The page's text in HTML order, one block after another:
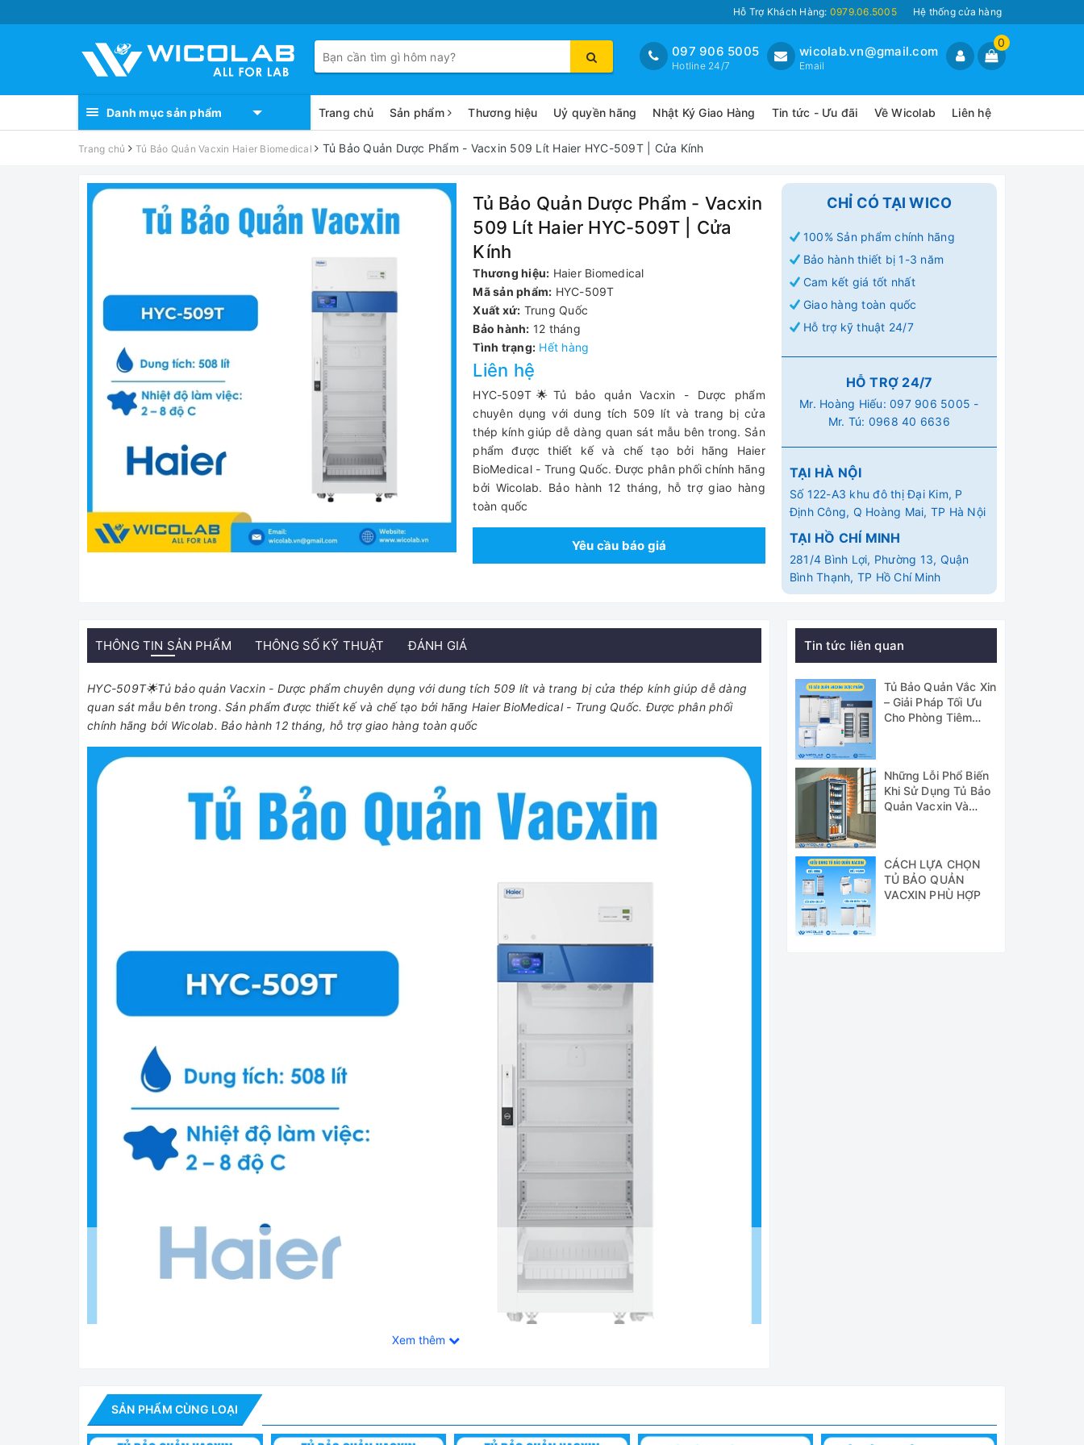
Hỗ Trợ Khách Hàng: 0979.06.5005 Hệ thống cửa hàng
0
wicolab.vn@gmail.com
Email
097 906 5005
Hotline 24/7
Danh mục sản phẩm Trang chủ Sản phẩm Thương hiệu Uỷ quyền hãng Nhật Ký Giao Hàng Tin tức - Ưu đãi Về Wicolab Liên hệ
Trang chủ Tủ Bảo Quản Vacxin Haier Biomedical Tủ Bảo Quản Dược Phẩm - Vacxin 509 Lít Haier HYC-509T | Cửa Kính
Tủ Bảo Quản Dược Phẩm - Vacxin
509 Lít Haier HYC-509T | Cửa
Kính
Thương hiệu: Haier Biomedical
Mã sản phẩm: HYC-509T
Xuất xứ: Trung Quốc
Bảo hành: 12 tháng
Tình trạng: Hết hàng
Liên hệ
HYC-509T🌟Tủ bảo quản Vacxin - Dược phẩm
chuyên dụng với dung tích 509 lít và trang bị cửa
thép kính giúp dễ dàng quan sát mẫu bên trong. Sản
phẩm được thiết kế và chế tạo bởi hãng Haier
BioMedical - Trung Quốc. Được phân phối chính hãng
bởi Wicolab. Bảo hành 12 tháng, hỗ trợ giao hàng
toàn quốc
Yêu cầu báo giá
CHỈ CÓ TẠI WICO
100% Sản phẩm chính hãng
Bảo hành thiết bị 1-3 năm
Cam kết giá tốt nhất
Giao hàng toàn quốc
Hỗ trợ kỹ thuật 24/7
HỖ TRỢ 24/7
Mr. Hoàng Hiếu:097 906 5005 -
Mr. Tú: 0968 40 6636
TẠI HÀ NỘI
Số 122-A3 khu đô thị Đại Kim, P
Định Công, Q Hoàng Mai, TP Hà Nội
TẠI HỒ CHÍ MINH
281/4 Bình Lợi, Phường 13, Quận
Bình Thạnh, TP Hồ Chí Minh
THÔNG TIN SẢN PHẨM THÔNG SỐ KỸ THUẬT ĐÁNH GIÁ
HYC-509T🌟Tủ bảo quản Vacxin - Dược phẩm chuyên dụng với dung tích 509 lít và trang bị cửa thép kính giúp dễ dàng
quan sát mẫu bên trong. Sản phẩm được thiết kế và chế tạo bởi hãng Haier BioMedical - Trung Quốc. Được phân phối
chính hãng bởi Wicolab. Bảo hành 12 tháng, hỗ trợ giao hàng toàn quốc
Xem thêm
Tin tức liên quan
Tủ Bảo Quản Vắc Xin
– Giải Pháp Tối Ưu
Cho Phòng Tiêm
Những Lỗi Phổ Biến
Khi Sử Dụng Tủ Bảo
Quản Vacxin Và
CÁCH LỰA CHỌN
TỦ BẢO QUẢN
VACXIN PHÙ HỢP
SẢN PHẨM CÙNG LOẠI